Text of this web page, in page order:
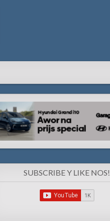
SUBSCRIBE Y LIKE NOS!